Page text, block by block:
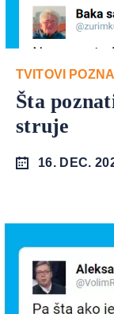
TVITOVI
Šta
struje
16. DEC.